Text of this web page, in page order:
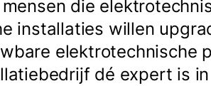
die
installaties willen
elektrotechnische
dé expert is